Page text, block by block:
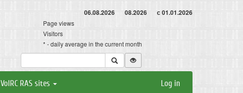
06.08.2026 08.2026 с 01.01.2026
Page views
Visitors
* - daily average in the current month
VolRC RAS sites Log in